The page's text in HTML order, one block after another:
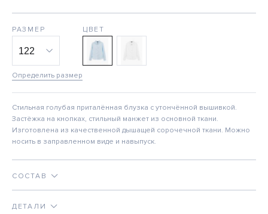
РАЗМЕР
Определить размер
ЦВЕТ
Стильная голубая приталённая блузка с утончённой вышивкой.
Застёжка на кнопках, стильный манжет из основной ткани.
Изготовлена из качественной дышащей сорочечной ткани. Можно
носить в заправленном виде и навыпуск.
СОСТАВ
ДЕТАЛИ